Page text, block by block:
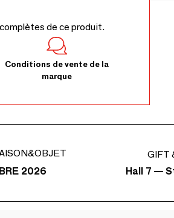
de ce produit.
Conditions de vente de la
marque
2026
GIFT
Hall 7 —